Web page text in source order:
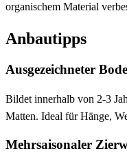
organischem Material
Anbautipps
Ausgezeichneter
Bildet innerhalb von 2-3
Matten. Ideal für Hänge,
Mehrsaisonaler